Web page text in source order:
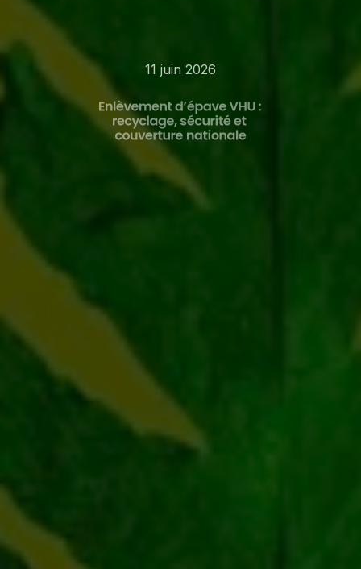
11 juin 2026
Enlèvement d’épave VHU :
recyclage, sécurité et
couverture nationale